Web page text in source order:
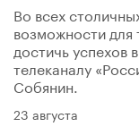
Во всех
возможности
достичь успехов
телеканалу
Собянин.
23 августа